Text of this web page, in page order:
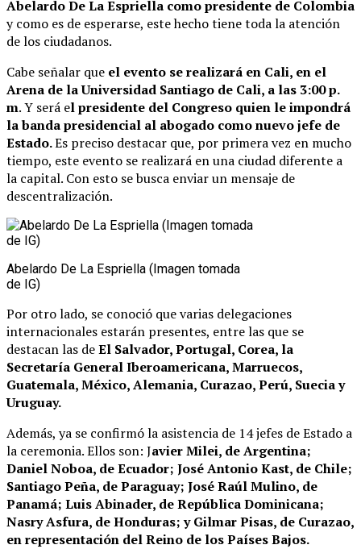
Abelardo De La Espriella como presidente de Colombia
y como es de esperarse, este hecho tiene toda la atención
de los ciudadanos.
Cabe señalar que el evento se realizará en Cali, en el
Arena de la Universidad Santiago de Cali, a las 3:00 p.
m. Y será el presidente del Congreso quien le impondrá
la banda presidencial al abogado como nuevo jefe de
Estado.Es preciso destacar que, por primera vez en mucho
tiempo, este evento se realizará en una ciudad diferente a
la capital. Con esto se busca enviar un mensaje de
descentralización.
Abelardo De La Espriella (Imagen tomada
de IG)
Por otro lado, se conoció que varias delegaciones
internacionales estarán presentes, entre las que se
destacan las deEl Salvador, Portugal, Corea, la
Secretaría General Iberoamericana, Marruecos,
Guatemala, México, Alemania, Curazao, Perú, Suecia y
Uruguay.
Además, ya se confirmó la asistencia de 14 jefes de Estado a
la ceremonia. Ellos son: Javier Milei, de Argentina;
Daniel Noboa, de Ecuador; José Antonio Kast, de Chile;
Santiago Peña, de Paraguay; José Raúl Mulino, de
Panamá; Luis Abinader, de República Dominicana;
Nasry Asfura, de Honduras; y Gilmar Pisas, de Curazao,
en representación del Reino de los Países Bajos.